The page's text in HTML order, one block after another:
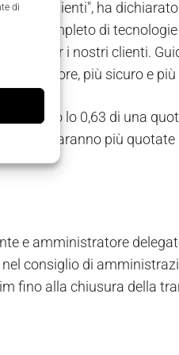
dinostri clienti", ha dichiarato
e completo di
per i nostri clienti.
migliore, più sicuro e
ricevuto lo 0,63 di una
non saranno più quotate
e amministratore
consiglio di
fino alla chiusura della